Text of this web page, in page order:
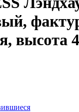
высота